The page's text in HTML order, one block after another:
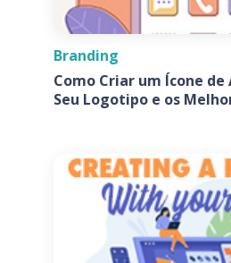
Branding
Como Criar um Ícone
Seu Logotipo e os